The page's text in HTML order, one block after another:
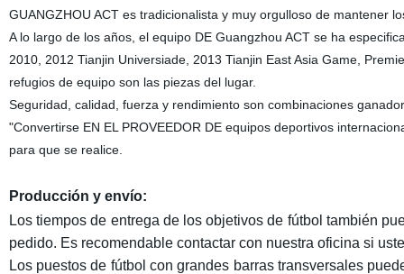
GUANGZHOU ACT es tradicionalista y muy orgulloso de mantener
A lo largo de los años, el equipo DE Guangzhou ACT se ha
2010, 2012 Tianjin Universiade, 2013 Tianjin East Asia Game,
refugios de equipo son las piezas del lugar.
Seguridad, calidad, fuerza y rendimiento son combinaciones
"Convertirse EN EL PROVEEDOR DE equipos deportivos
para que se realice.
Producción y envío:
Los tiempos de entrega de los objetivos de fútbol también
pedido. Es recomendable contactar con nuestra oficina si
Los puestos de fútbol con grandes barras transversales